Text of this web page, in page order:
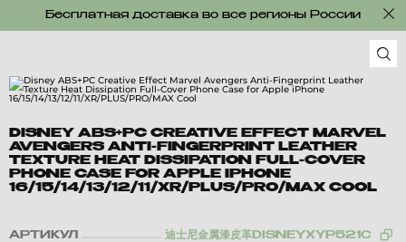
Бесплатная доставка во все регионы России
DISNEY ABS+PC CREATIVE EFFECT MARVEL
AVENGERS ANTI-FINGERPRINT LEATHER
TEXTURE HEAT DISSIPATION FULL-COVER
PHONE CASE FOR APPLE IPHONE
16/15/14/13/12/11/XR/PLUS/PRO/MAX COOL
АРТИКУЛ 迪士尼金属漆皮革DISNEYXYP521C